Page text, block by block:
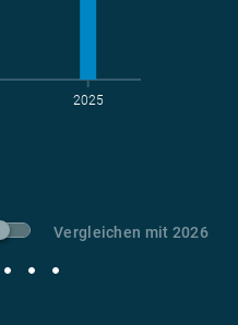
2025
Vergleichen mit 2026